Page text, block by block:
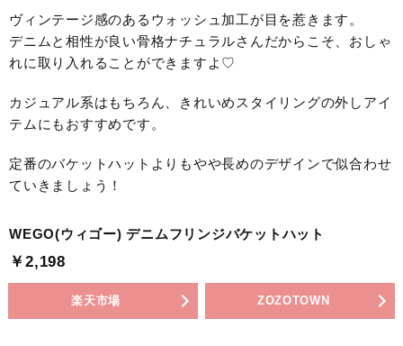
ヴィンテージ感のあるウォッシュ加工が目を惹きます。
デニムと相性が良い骨格ナチュラルさんだからこそ、おしゃ
れに取り入れることができますよ♡
カジュアル系はもちろん、きれいめスタイリングの外しアイ
テムにもおすすめです。
定番のバケットハットよりもやや長めのデザインで似合わせ
ていきましょう！
WEGO(ウィゴー) デニムフリンジバケットハット
￥2,198
楽天市場 ZOZOTOWN